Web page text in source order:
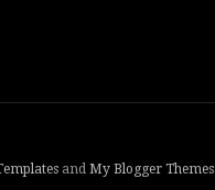
and My Blogger Themes